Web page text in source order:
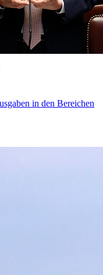
in den Bereichen